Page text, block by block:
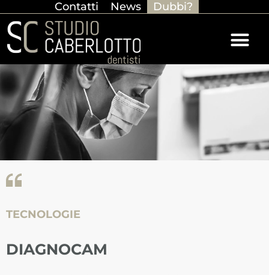
Contatti News Dubbi?
TECNOLOGIE
DIAGNOCAM